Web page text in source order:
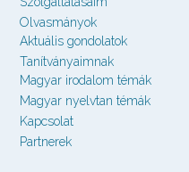
Olvasmányok
Aktuális gondolatok
Tanítványaimnak
Magyar irodalom témák
Magyar nyelvtan témák
Kapcsolat
Partnerek